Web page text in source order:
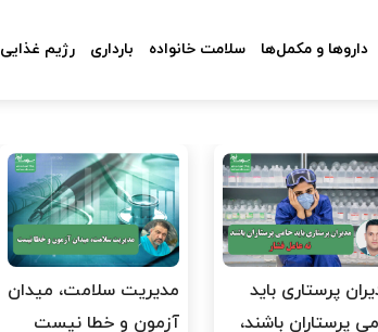
داروها و مکمل‌ها سلامت خانواده بارداری رژیم غذایی
پرستاری باید
پرستاران باشند،
مدیریت سلامت، میدان
آزمون و خطا نیست